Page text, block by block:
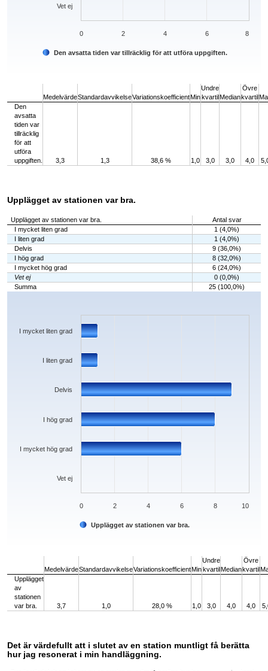
Den avsatta tiden var tillräcklig för att utföra uppgiften.
Vet ej
0 2 4 6 8
MedelvärdeStandardavvikelseVariationskoefficientMin
Undre
kvartilMedian
Övre
kvartil
Den
avsatta
tiden var
tillräcklig
för att
utföra
uppgiften.
3,3 1,3 38,6 % 1,0 3,0 3,0 4,0
Upplägget av stationen var bra.
Upplägget av stationen var bra.
Antal svar
I mycket liten grad
1 (4,0%)
I liten grad
1 (4,0%)
Delvis
9 (36,0%)
I hög grad
8 (32,0%)
I mycket hög grad
6 (24,0%)
Vet ej
0 (0,0%)
Summa
25 (100,0%)
Chart
The chart has 1 X axis displaying categories.
The chart has 1 Y axis displaying values. Data ranges from 0 to 9.
Upplägget av stationen var bra.
Vet ej
I mycket hög grad
I hög grad
Delvis
I liten grad
I mycket liten grad
0 2 4 6 8 10
MedelvärdeStandardavvikelseVariationskoefficientMin
Undre
kvartilMedian
Övre
kvartil
Upplägget
av
stationen
var bra.
3,7 1,0 28,0 % 1,0 3,0 4,0 4,0
Det är värdefullt att i slutet av en station muntligt få berätta
hur jag resonerat i min handläggning.